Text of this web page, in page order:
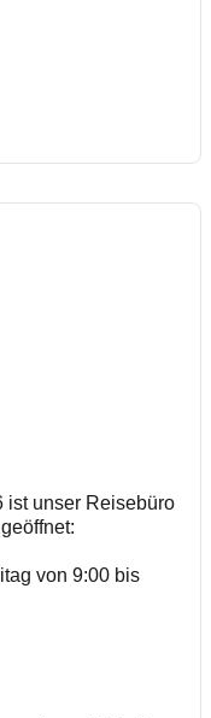
ist unser Reisebüro
von 9:00 bis